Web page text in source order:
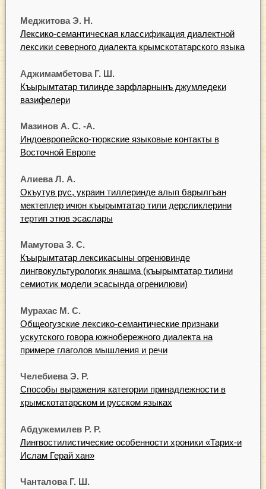
Меджитова Э. Н.
Лексико-семантическая классификация диалектной
лексики северного диалекта крымскотатарского языка
Аджимамбетова Г. Ш.
Къырымтатар тилинде зарфларнынъ джумледеки
вазифелери
Мазинов А. С. -А.
Индоевропейско-тюркские языковые контакты в
Восточной Европе
Алиева Л. А.
Окъутув рус, украин тиллеринде алып барылгъан
мектеплер ичюн къырымтатар тили дерсликлерини
тертип этюв эсаслары
Мамутова З. С.
Къырымтатар лексикасыны огренювинде
лингвокультурологик янашма (къырымтатар тилини
семиотик модели эсасында огренилюви)
Мурахас М. С.
Общеогузские лексико-семантические признаки
ускутского говора южнобережного диалекта на
примере глаголов мышления и речи
Челебиева Э. Р.
Способы выражения категории принадлежности в
крымскотатарском и русском языках
Абдужемилев Р. Р.
Лингвостилистические особенности хроники «Тарих-и
Ислам Герай хан»
Чанталова Г. Ш.